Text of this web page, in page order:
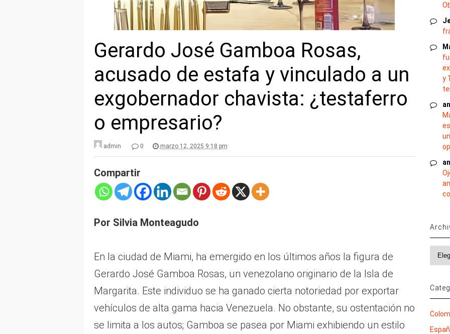
Gerardo José Gamboa Rosas,
acusado de estafa y vinculado a un
exgobernador chavista: ¿testaferro
o empresario?
admin 0 marzo 12, 2025 9:18 pm
Compartir
Por Silvia Monteagudo
En la ciudad de Miami, ha emergido en los últimos años la figura de
Gerardo José Gamboa Rosas, un venezolano originario de la Isla de
Margarita. Este individuo se ha ganado cierta notoriedad por exportar
vehículos de alta gama hacia Venezuela. No obstante, su ostentación no
se limita a los autos; Gamboa se pasea por Miami exhibiendo un estilo
y